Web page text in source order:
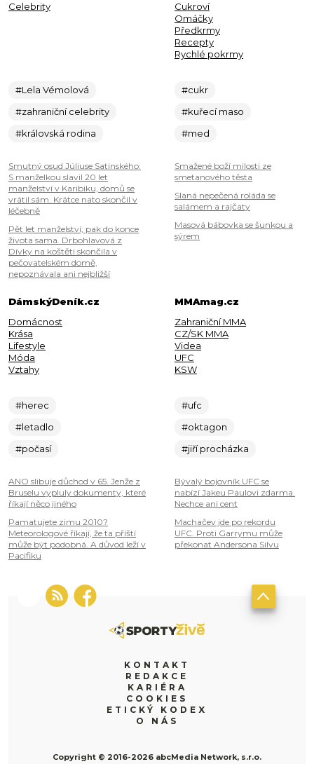
Celebrity
#Lela Vémolová
#zahraniční celebrity
#královská rodina
Smutný osud Júliuse Satinského:
S manželkou slavil 20 let
manželství v Karibiku, domů se
vrátil sám. Krátce nato skončil v
léčebně
Pět let manželství, pak do konce
života sama. Drbohlavová z
Dívky na koštěti skončila v
pečovatelském domě,
nepoznávala ani nejbližší
Cukroví
Omáčky
Předkrmy
Recepty
Rychlé pokrmy
#cukr
#kuřecí maso
#med
Smažené boží milosti ze
smetanového těsta
Slaná nepečená roláda se
salámem a rajčaty
Masová bábovka se šunkou a
sýrem
DámskýDeník.cz
Domácnost
Krása
Lifestyle
Móda
Vztahy
#herec
#letadlo
#počasí
ANO slibuje důchod v 65. Jenže z
Bruselu vypluly dokumenty, které
říkají něco jiného
Pamatujete zimu 2010?
Meteorologové říkají, že ta příští
může být podobná. A důvod leží v
Pacifiku
MMAmag.cz
Zahraniční MMA
CZ/SK MMA
Videa
UFC
KSW
#ufc
#oktagon
#jiří procházka
Bývalý bojovník UFC se
nabízí Jakeu Paulovi zdarma.
Nechce ani cent
Machačev jde po rekordu
UFC. Proti Garrymu může
překonat Andersona Silvu
KONTAKT
REDAKCE
KARIÉRA
COOKIES
ETICKÝ KODEX
O NÁS
Copyright © 2016-2026 abcMedia Network, s.r.o.